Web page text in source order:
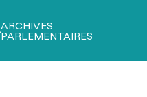
ARCHIVES
PARLEMENTAIRES